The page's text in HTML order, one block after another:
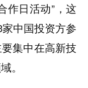
作日活动”，这
中国投资方参
集中在高新技
。